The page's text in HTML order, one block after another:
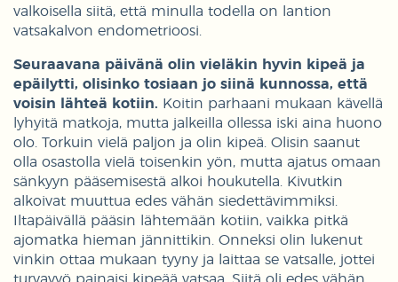
valkoisella siitä, että minulla todella on lantion
vatsakalvon endometrioosi.
Seuraavana päivänä olin vieläkin hyvin kipeä ja
epäilytti, olisinko tosiaan jo siinä kunnossa, että
voisin lähteä kotiin. Koitin parhaani mukaan kävellä
lyhyitä matkoja, mutta jalkeilla ollessa iski aina huono
olo. Torkuin vielä paljon ja olin kipeä. Olisin saanut
olla osastolla vielä toisenkin yön, mutta ajatus omaan
sänkyyn pääsemisestä alkoi houkutella. Kivutkin
alkoivat muuttua edes vähän siedettävimmiksi.
Iltapäivällä pääsin lähtemään kotiin, vaikka pitkä
ajomatka hieman jännittikin. Onneksi olin lukenut
vinkin ottaa mukaan tyyny ja laittaa se vatsalle, jottei